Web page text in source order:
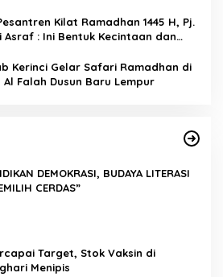
Kilat Ramadhan 1445 H, Pj.
Asraf : Ini Bentuk Kecintaan dan
Kerinci Gelar Safari Ramadhan di
Al Falah Dusun Baru Lempur
DEMOKRASI, BUDAYA LITERASI
CERDAS”
Target, Stok Vaksin di
Menipis